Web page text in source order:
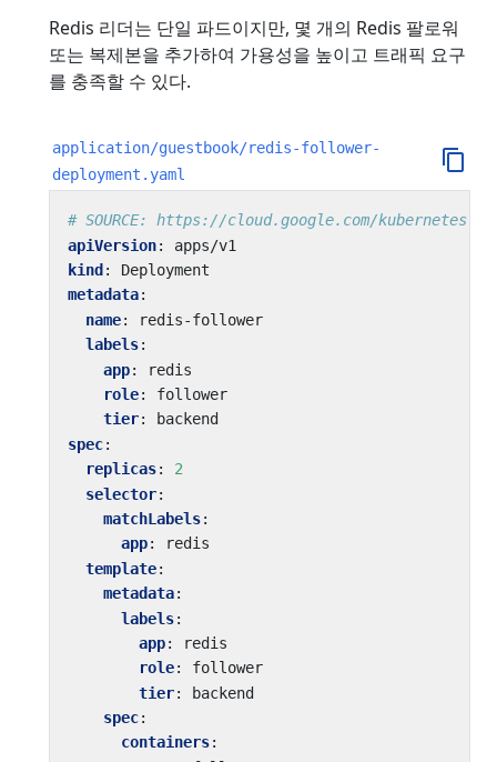
Redis 리더는 단일 파드이지만, 몇 개의 Redis 팔로워
또는 복제본을 추가하여 가용성을 높이고 트래픽 요구
를 충족할 수 있다.
application/guestbook/redis-follower-
deployment.yaml
# SOURCE: https://cloud.google.com/kubernetes-
apiVersion:
apps/v1
kind :
Deployment
metadata:
name:
redis-follower
labels:
app:
redis
role:
follower
tier:
backend
spec:
replicas:
2
selector:
matchLabels:
app:
redis
template:
metadata:
labels:
app:
redis
role:
follower
tier:
backend
spec:
containers: